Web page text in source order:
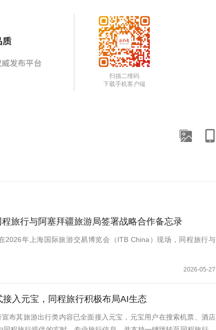
扫描二维码
下载手机客户端
程旅行与阿塞拜疆旅游局签署战略合作备忘录
2026年上海国际旅游交易博览会（ITB China）现场，同程旅行与
2026-05-27
接入元宝，同程旅行积极布局AI生态
布其旅游出行类内容已全面接入元宝，元宝用户在搜索机票、酒店